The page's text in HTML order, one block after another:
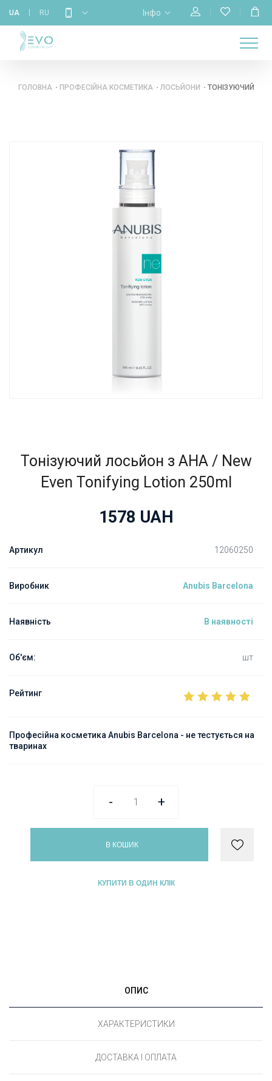
UA RU Інфо
ГОЛОВНА
НАС
МАГАЗИН
НАВЧАННЯ
ГОЛОВНА ПРОФЕСІЙНА КОСМЕТИКА ЛОСЬЙОНИ ТОНІЗУЮЧИЙ
Тонізуючий лосьйон з АНА / New
Even Tonifying Lotion 250ml
1578 UAH
Артикул 12060250
Виробник Anubis Barcelona
Наявність В наявності
Об'єм: шт
Рейтинг
Професійна косметика Anubis Barcelona - не тестується на
тваринах
- +
В КОШИК
КУПИТИ В ОДИН КЛІК
ОПИС
ХАРАКТЕРИСТИКИ
ДОСТАВКА І ОПЛАТА